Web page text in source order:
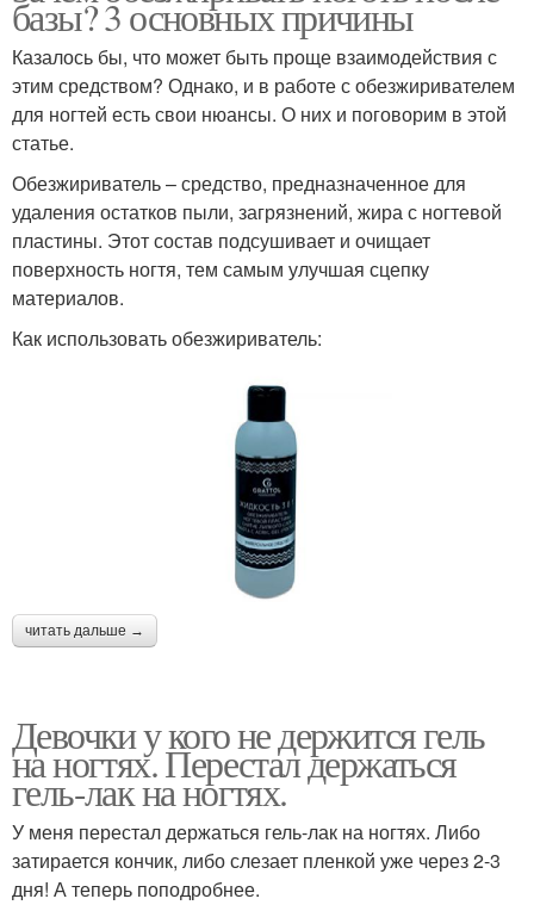
базы? 3 основных причины
Казалось бы, что может быть проще взаимодействия с
этим средством? Однако, и в работе с обезжиривателем
для ногтей есть свои нюансы. О них и поговорим в этой
статье.
Обезжириватель – средство, предназначенное для
удаления остатков пыли, загрязнений, жира с ногтевой
пластины. Этот состав подсушивает и очищает
поверхность ногтя, тем самым улучшая сцепку
материалов.
Как использовать обезжириватель:
читать дальше →
Девочки у кого не держится гель
на ногтях. Перестал держаться
гель-лак на ногтях.
У меня перестал держаться гель-лак на ногтях. Либо
затирается кончик, либо слезает пленкой уже через 2-3
дня! А теперь поподробнее.